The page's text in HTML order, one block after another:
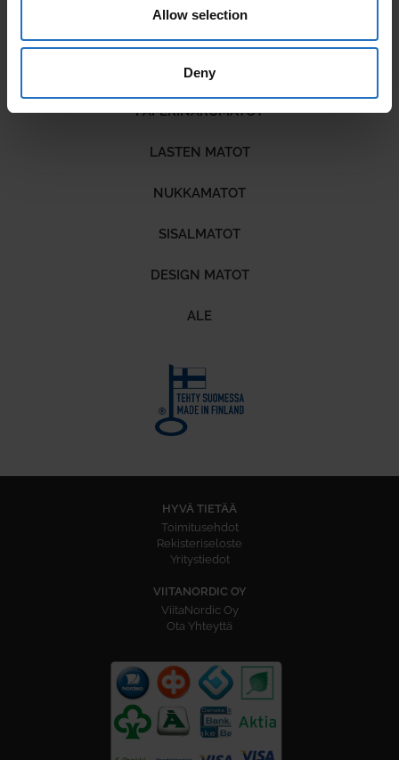
Allow selection
Deny
VILLAMATOT
PAPERINARUMATOT
LASTEN MATOT
NUKKAMATOT
SISALMATOT
DESIGN MATOT
ALE
HYVÄ TIETÄÄ
Toimitusehdot
Rekisteriseloste
Yritystiedot
VIITANORDIC OY
ViitaNordic Oy
Ota Yhteyttä